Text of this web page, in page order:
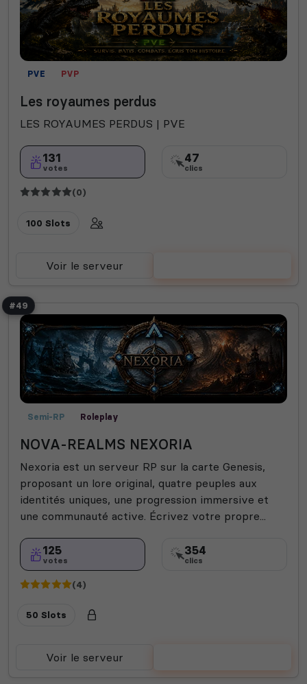
PVE PVP
Les royaumes perdus
LES ROYAUMES PERDUS | PVE
131
votes
47
clics
(0)
100 Slots
Voir le serveur
#49
Semi-RP Roleplay
NOVA-REALMS NEXORIA
Nexoria est un serveur RP sur la carte Genesis,
proposant un lore original, quatre peuples aux
identités uniques, une progression immersive et
une communauté active. Écrivez votre propre...
125
votes
354
clics
(4)
50 Slots
Voir le serveur